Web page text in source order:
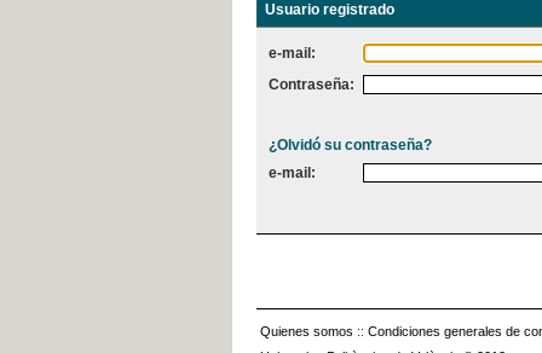
Usuario registrado
e-mail:
Contraseña:
¿Olvidó su contraseña?
e-mail:
Quienes somos :: Condiciones generales de